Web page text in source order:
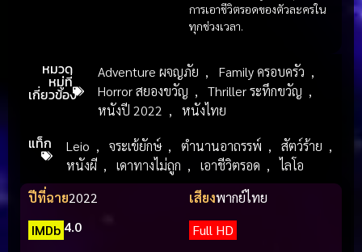
การเอาชีวิตรอดของตัวละครใน
ทุกช่วงเวลา.
หมวด
หมู่ที่
เกี่ยวข้อง
Adventure ผจญภัย , Family ครอบครัว ,
Horror สยองขวัญ , Thriller ระทึกขวัญ ,
หนังปี 2022 , หนังไทย
แท็ก Leio , จระเข้ยักษ์ , ตำนานอาถรรพ์ , สัตว์ร้าย ,
หนังผี , เดาทางไม่ถูก , เอาชีวิตรอด , ไลโอ
ปีที่ฉาย2022 เสียงพากย์ไทย
IMDb 4.0
Full HD